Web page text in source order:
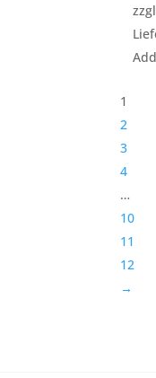
1
2
3
4
…
10
11
12
→